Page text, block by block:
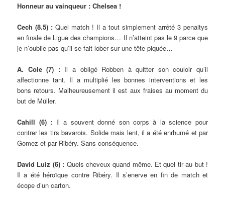
Honneur au vainqueur : Chelsea !
Cech (8.5) :Quel match ! Il a tout simplement arrêté 3 penaltys
en finale de Ligue des champions… Il n’atteint pas le 9 parce que
je n’oublie pas qu’il se fait lober sur une tête piquée…
A. Cole (7) : Il a obligé Robben à quitter son couloir qu’il
affectionne tant. Il a multiplié les bonnes interventions et les
bons retours. Malheureusement il est aux fraises au moment du
but de Müller.
Cahill (6) : Il a souvent donné son corps à la science pour
contrer les tirs bavarois. Solide mais lent, il a été enrhumé et par
Gomez et par Ribéry. Sans conséquence.
David Luiz (6) : Quels cheveux quand même. Et quel tir au but !
Il a été héroïque contre Ribéry. Il s’enerve en fin de match et
écope d’un carton.